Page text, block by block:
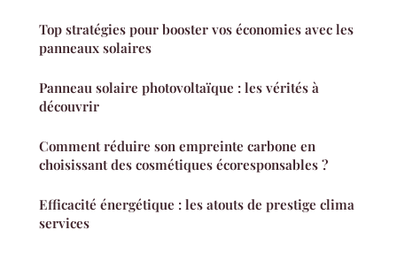
Top stratégies pour booster vos économies avec les
panneaux solaires
Panneau solaire photovoltaïque : les vérités à
découvrir
Comment réduire son empreinte carbone en
choisissant des cosmétiques écoresponsables ?
Efficacité énergétique : les atouts de prestige clima
services